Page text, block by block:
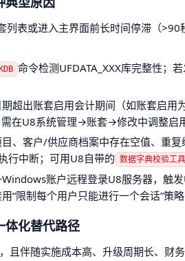
列表或进入主界面前长时间停滞（
命令检测UFDATA_XXX库完整性；
超出账套启用会计期间（如账套启用
在U8系统管理→账套→修改中调整启
、客户/供应商档案中存在空值、重复
行中断；可用U8自带的 数据字典校验工具
账户远程登录U8服务器，触
“限制每个用户只能进行一个会话”策略
体化替代路径
且伴随实施成本高、升级周期长、财